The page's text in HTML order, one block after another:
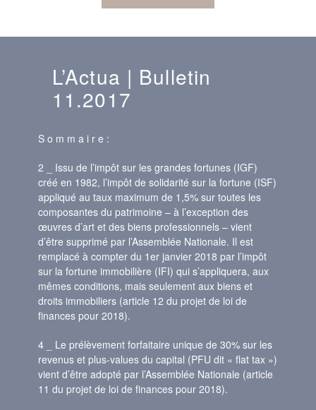
L’Actua | Bulletin
11.2017
S o m m a i r e :
2 _ Issu de l’impôt sur les grandes fortunes (IGF)
créé en 1982, l’impôt de solidarité sur la fortune (ISF)
appliqué au taux maximum de 1,5% sur toutes les
composantes du patrimoine – à l’exception des
œuvres d’art et des biens professionnels – vient
d’être supprimé par l’Assemblée Nationale. Il est
remplacé à compter du 1er janvier 2018 par l’impôt
sur la fortune immobilière (IFI) qui s’appliquera, aux
mêmes conditions, mais seulement aux biens et
droits immobiliers (article 12 du projet de loi de
finances pour 2018).
4 _ Le prélèvement forfaitaire unique de 30% sur les
revenus et plus-values du capital (PFU dit « flat tax »)
vient d’être adopté par l’Assemblée Nationale (article
11 du projet de loi de finances pour 2018).